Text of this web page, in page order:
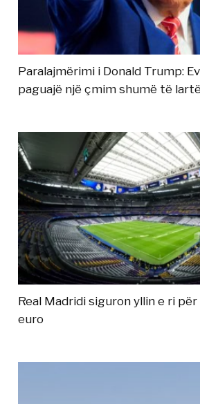
Paralajmërimi i Donald Trump:
paguajë një çmim shumë të
Real Madridi siguron yllin e ri
euro